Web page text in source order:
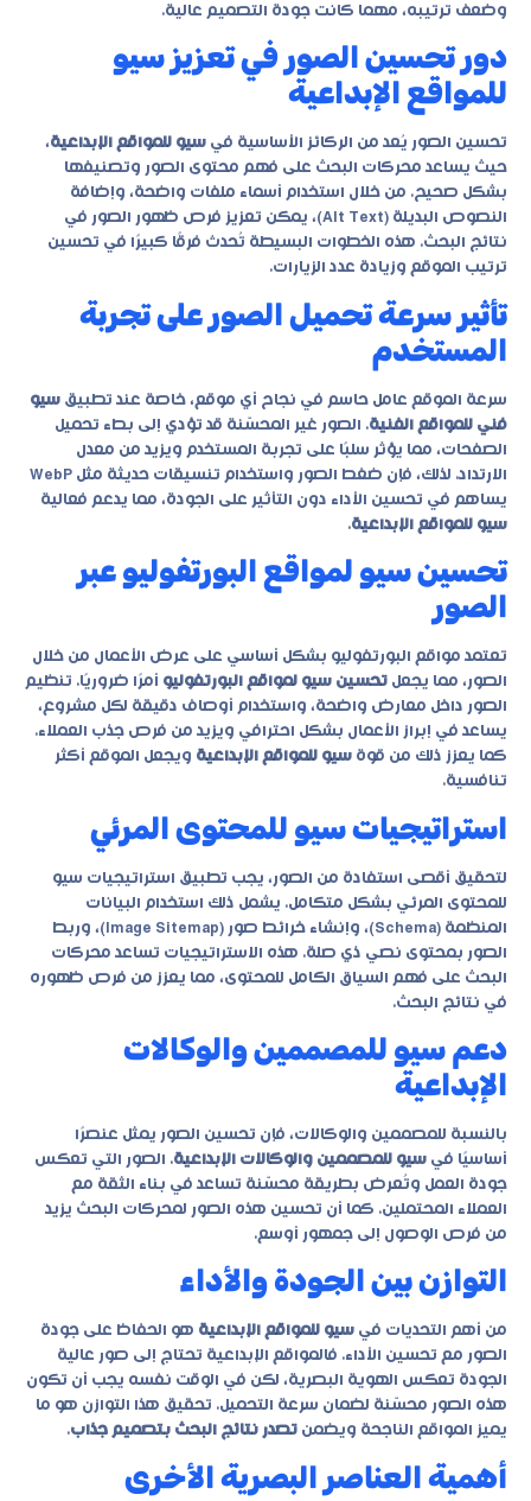
وضعف ترتيبه، مهما كانت جودة التصميم عالية.
دور تحسين الصور في تعزيز سيو
للمواقع الإبداعية
تحسين الصور يُعد من الركائز الأساسية في سيو للمواقع الإبداعية،
حيث يساعد محركات البحث على فهم محتوى الصور وتصنيفها
بشكل صحيح. من خلال استخدام أسماء ملفات واضحة، وإضافة
النصوص البديلة (Alt Text)، يمكن تعزيز فرص ظهور الصور في
نتائج البحث. هذه الخطوات البسيطة تُحدث فرقًا كبيرًا في تحسين
ترتيب الموقع وزيادة عدد الزيارات.
تأثير سرعة تحميل الصور على تجربة
المستخدم
سرعة الموقع عامل حاسم في نجاح أي موقع، خاصة عند تطبيق سيو
فني للمواقع الفنية. الصور غير المحسّنة قد تؤدي إلى بطء تحميل
الصفحات، مما يؤثر سلبًا على تجربة المستخدم ويزيد من معدل
الارتداد. لذلك، فإن ضغط الصور واستخدام تنسيقات حديثة مثل WebP
يساهم في تحسين الأداء دون التأثير على الجودة، مما يدعم فعالية
سيو للمواقع الإبداعية.
تحسين سيو لمواقع البورتفوليو عبر
الصور
تعتمد مواقع البورتفوليو بشكل أساسي على عرض الأعمال من خلال
الصور، مما يجعل تحسين سيو لمواقع البورتفوليو أمرًا ضروريًا. تنظيم
الصور داخل معارض واضحة، واستخدام أوصاف دقيقة لكل مشروع،
يساعد في إبراز الأعمال بشكل احترافي ويزيد من فرص جذب العملاء.
كما يعزز ذلك من قوة سيو للمواقع الإبداعية ويجعل الموقع أكثر
تنافسية.
استراتيجيات سيو للمحتوى المرئي
لتحقيق أقصى استفادة من الصور، يجب تطبيق استراتيجيات سيو
للمحتوى المرئي بشكل متكامل. يشمل ذلك استخدام البيانات
المنظمة (Schema)، وإنشاء خرائط صور (Image Sitemap)، وربط
الصور بمحتوى نصي ذي صلة. هذه الاستراتيجيات تساعد محركات
البحث على فهم السياق الكامل للمحتوى، مما يعزز من فرص ظهوره
في نتائج البحث.
دعم سيو للمصممين والوكالات
الإبداعية
بالنسبة للمصممين والوكالات، فإن تحسين الصور يمثل عنصرًا
أساسيًا في سيو للمصممين والوكالات الإبداعية. الصور التي تعكس
جودة العمل وتُعرض بطريقة محسّنة تساعد في بناء الثقة مع
العملاء المحتملين. كما أن تحسين هذه الصور لمحركات البحث يزيد
من فرص الوصول إلى جمهور أوسع.
التوازن بين الجودة والأداء
من أهم التحديات في سيو للمواقع الإبداعية هو الحفاظ على جودة
الصور مع تحسين الأداء. فالمواقع الإبداعية تحتاج إلى صور عالية
الجودة تعكس الهوية البصرية، لكن في الوقت نفسه يجب أن تكون
هذه الصور محسّنة لضمان سرعة التحميل. تحقيق هذا التوازن هو ما
يميز المواقع الناجحة ويضمن تصدر نتائج البحث بتصميم جذاب.
أهمية العناصر البصرية الأخرى